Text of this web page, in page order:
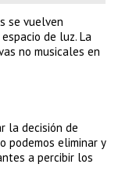
se vuelven
de luz. La
no musicales en
la decisión de
podemos eliminar y
a percibir los